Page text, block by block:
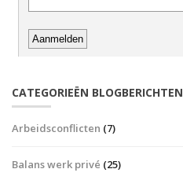
CATEGORIEËN BLOGBERICHTEN
Arbeidsconflicten (7)
Balans werk privé (25)